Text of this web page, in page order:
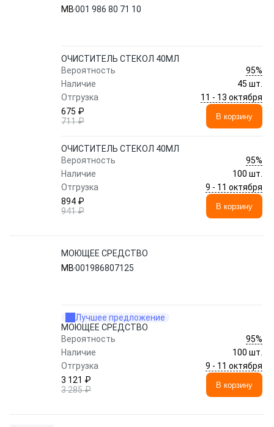
MB001 986 80 71 10
ОЧИСТИТЕЛЬ СТЕКОЛ 40МЛ
Вероятность
95%
Наличие
45 шт.
Отгрузка
11 - 13 октября
675 ₽
711 ₽
В корзину
ОЧИСТИТЕЛЬ СТЕКОЛ 40МЛ
Вероятность
95%
Наличие
100 шт.
Отгрузка
9 - 11 октября
894 ₽
941 ₽
В корзину
МОЮЩЕЕ СРЕДСТВО
MB001986807125
Лучшее предложение
МОЮЩЕЕ СРЕДСТВО
Вероятность
95%
Наличие
100 шт.
Отгрузка
9 - 11 октября
3 121 ₽
3 285 ₽
В корзину